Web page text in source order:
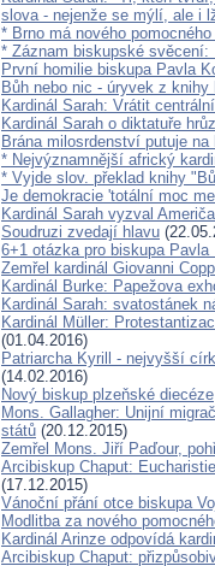
slova - nejenže se mýlí, ale i
* Brno má nového
* Záznam biskupské svěcení:
První homilie biskupa Pavla
Bůh nebo nic - úryvek z knihy
Kardinál Sarah: Vrátit
Kardinál Sarah o diktatuře
Brána milosrdenství putuje
* Nejvýznamnější africký
* Vyjde slov. překlad knihy
Je demokracie 'totální moc
Kardinál Sarah vyzval
Soudruzi zvedají hlavu
6+1 otázka pro biskupa Pavla
Zemřel kardinál Giovanni
Kardinál Burke: Papežova
Kardinál Sarah: svatostánek
Kardinál Müller:
(01.04.2016)
Patriarcha Kyrill - nejvyšší
(14.02.2016)
Nový biskup plzeňské diecéze
Mons. Gallagher: Unijní
států (20.12.2015)
Zemřel Mons. Jiří Paďour,
Arcibiskup Chaput:
(17.12.2015)
Vánoční přání otce biskupa
Modlitba za nového
Kardinál Arinze odpovídá
Arcibiskup Chaput: